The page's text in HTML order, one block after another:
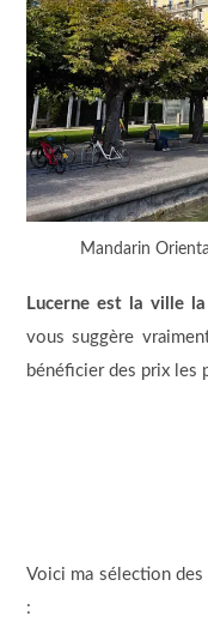
Mandarin
Lucerne est la ville
vous suggère
bénéficier des prix les
Voici ma sélection des
: